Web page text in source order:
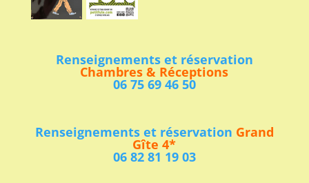
Renseignements et réservation
Chambres & Réceptions
06 75 69 46 50
Renseignements et réservation Grand
Gîte 4*
06 82 81 19 03